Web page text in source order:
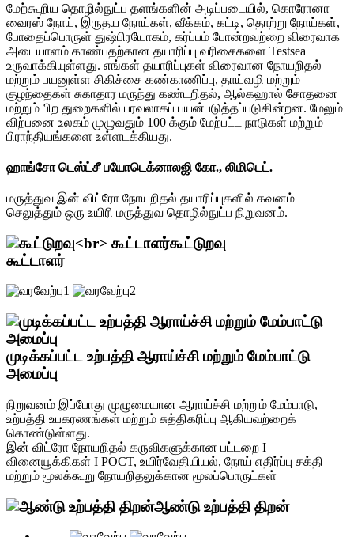
மேற்கூறிய தொழில்நுட்ப தளங்களின் அடிப்படையில், கொரோனா
வைரஸ் நோய், இருதய நோய்கள், வீக்கம், கட்டி, தொற்று நோய்கள்,
போதைப்பொருள் துஷ்பிரயோகம், கர்ப்பம் போன்றவற்றை விரைவாக
அடையாளம் காண்பதற்கான தயாரிப்பு வரிசைகளை Testsea
உருவாக்கியுள்ளது. எங்கள் தயாரிப்புகள் விரைவான நோயறிதல்
மற்றும் பயனுள்ள சிகிச்சை கண்காணிப்பு, தாய்வழி மற்றும்
குழந்தைகள் சுகாதார மருந்து கண்டறிதல், ஆல்கஹால் சோதனை
மற்றும் பிற துறைகளில் பரவலாகப் பயன்படுத்தப்படுகின்றன. மேலும்
விற்பனை உலகம் முழுவதும் 100 க்கும் மேற்பட்ட நாடுகள் மற்றும்
பிராந்தியங்களை உள்ளடக்கியது.
ஹாங்சோ டெஸ்ட்சீ பயோடெக்னாலஜி கோ., லிமிடெட்.
மருத்துவ இன் விட்ரோ நோயறிதல் தயாரிப்புகளில் கவனம்
செலுத்தும் ஒரு உயிரி மருத்துவ தொழில்நுட்ப நிறுவனம்.
கூட்டுறவு
கூட்டாளர்
முடிக்கப்பட்ட உற்பத்தி ஆராய்ச்சி மற்றும் மேம்பாட்டு
அமைப்பு
நிறுவனம் இப்போது முழுமையான ஆராய்ச்சி மற்றும் மேம்பாடு,
உற்பத்தி உபகரணங்கள் மற்றும் சுத்திகரிப்பு ஆகியவற்றைக்
கொண்டுள்ளது.
இன் விட்ரோ நோயறிதல் கருவிகளுக்கான பட்டறை I
வினையூக்கிகள் I POCT, உயிர்வேதியியல், நோய் எதிர்ப்பு சக்தி
மற்றும் மூலக்கூறு நோயறிதலுக்கான மூலப்பொருட்கள்
ஆண்டு உற்பத்தி திறன்